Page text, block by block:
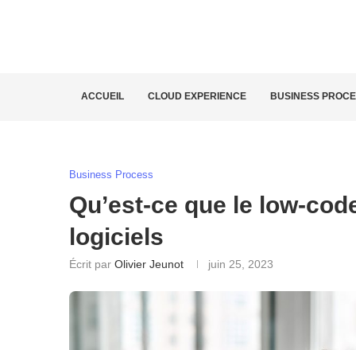
ACCUEIL CLOUD EXPERIENCE BUSINESS
Business Process
Qu’est-ce que le low-
logiciels
Écrit par Olivier Jeunot juin 25, 2023